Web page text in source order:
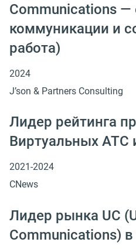
Сommunications
коммуникации и
работа)
2024
J’son & Partners Consulting
Лидер рейтинга
Виртуальных АТС
2021-2024
CNews
Лидер рынка UC
Сommunications)